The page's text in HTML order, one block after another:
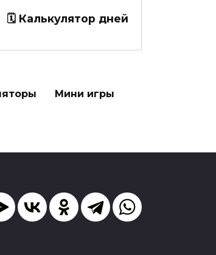
🗓️ Калькулятор дней
Мини игры